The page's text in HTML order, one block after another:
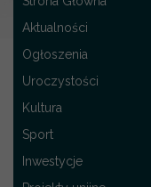
Aktualności
Ogłoszenia
Uroczystości
Kultura
Sport
Inwestycje